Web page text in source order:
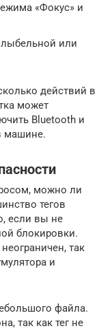
«Фокус» и
или
действий в
может
Bluetooth и
машине.
можно ли
тегов
если вы не
блокировки.
так
и
файла.
так как тег не